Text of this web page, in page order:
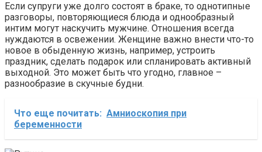
Если супруги уже долго состоят в браке, то однотипные
разговоры, повторяющиеся блюда и однообразный
интим могут наскучить мужчине. Отношения всегда
нуждаются в освежении. Женщине важно внести что-то
новое в обыденную жизнь, например, устроить
праздник, сделать подарок или спланировать активный
выходной. Это может быть что угодно, главное –
разнообразие в скучные будни.
Что еще почитать: Амниоскопия при
беременности